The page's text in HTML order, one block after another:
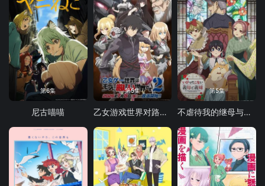
第6集
尼古喵喵
第5集
乙女游戏世界对路人角色很不友好 第二季
第5集
不虐待我的继母与继姐